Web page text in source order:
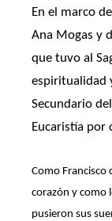
En el marco
Ana Mogas y
que tuvo al
espiritualidad
Secundario
Eucaristía por
Como Francisco
corazón y como
pusieron sus